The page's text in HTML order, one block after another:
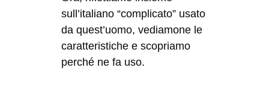
sull’italiano “complicato” usato
da quest’uomo, vediamone le
caratteristiche e scopriamo
perché ne fa uso.